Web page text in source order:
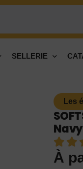
SELLERIE
Les
À